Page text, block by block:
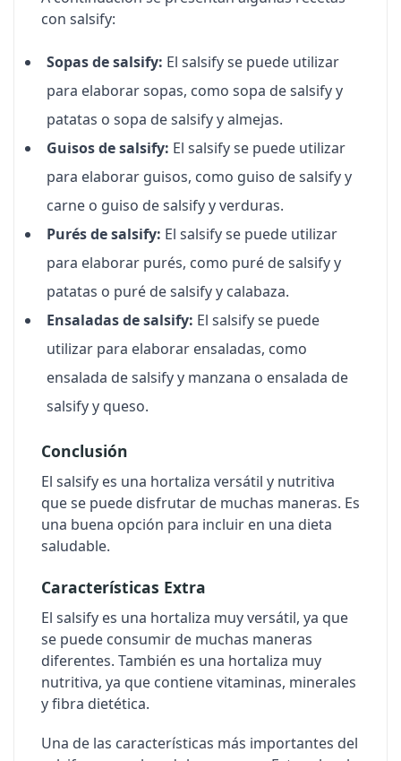
con salsify:
Sopas de salsify: El salsify se puede utilizar
para elaborar sopas, como sopa de salsify y
patatas o sopa de salsify y almejas.
Guisos de salsify: El salsify se puede utilizar
para elaborar guisos, como guiso de salsify y
carne o guiso de salsify y verduras.
Purés de salsify: El salsify se puede utilizar
para elaborar purés, como puré de salsify y
patatas o puré de salsify y calabaza.
Ensaladas de salsify: El salsify se puede
utilizar para elaborar ensaladas, como
ensalada de salsify y manzana o ensalada de
salsify y queso.
Conclusión
El salsify es una hortaliza versátil y nutritiva
que se puede disfrutar de muchas maneras. Es
una buena opción para incluir en una dieta
saludable.
Características Extra
El salsify es una hortaliza muy versátil, ya que
se puede consumir de muchas maneras
diferentes. También es una hortaliza muy
nutritiva, ya que contiene vitaminas, minerales
y fibra dietética.
Una de las características más importantes del